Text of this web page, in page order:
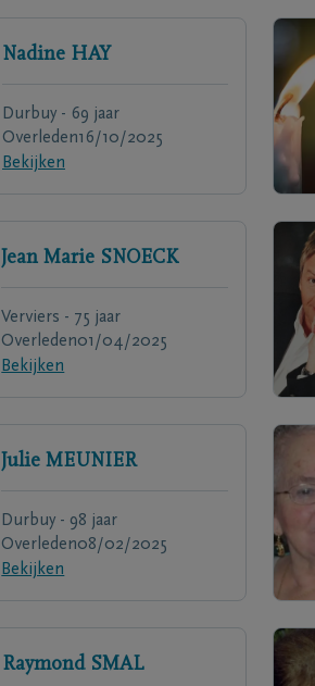
Nadine HAY
Durbuy - 69 jaar
Overleden16/10/2025
Bekijken
Jean Marie SNOECK
Verviers - 75 jaar
Overleden01/04/2025
Bekijken
Julie MEUNIER
Durbuy - 98 jaar
Overleden08/02/2025
Bekijken
Raymond SMAL